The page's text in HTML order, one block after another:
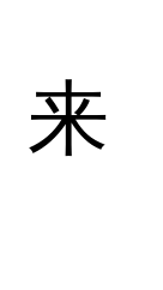
来